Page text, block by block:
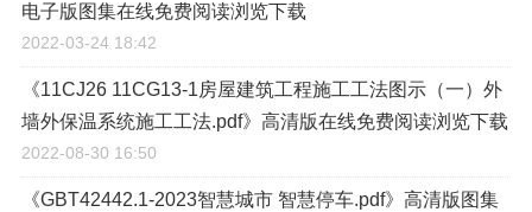
电子版图集在线免费阅读浏览下载
2022-03-24 18:42
《11CJ26 11CG13-1房屋建筑工程施工工法图示（一）外
墙外保温系统施工工法.pdf》高清版在线免费阅读浏览下载
2022-08-30 16:50
《GBT42442.1-2023智慧城市 智慧停车.pdf》高清版图集